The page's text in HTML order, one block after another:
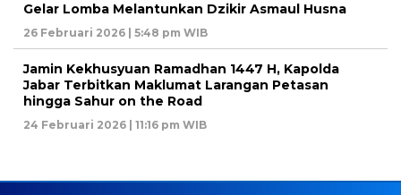
Gelar Lomba Melantunkan Dzikir Asmaul Husna
26 Februari 2026 | 5:48 pm WIB
Jamin Kekhusyuan Ramadhan 1447 H, Kapolda
Jabar Terbitkan Maklumat Larangan Petasan
hingga Sahur on the Road
24 Februari 2026 | 11:16 pm WIB